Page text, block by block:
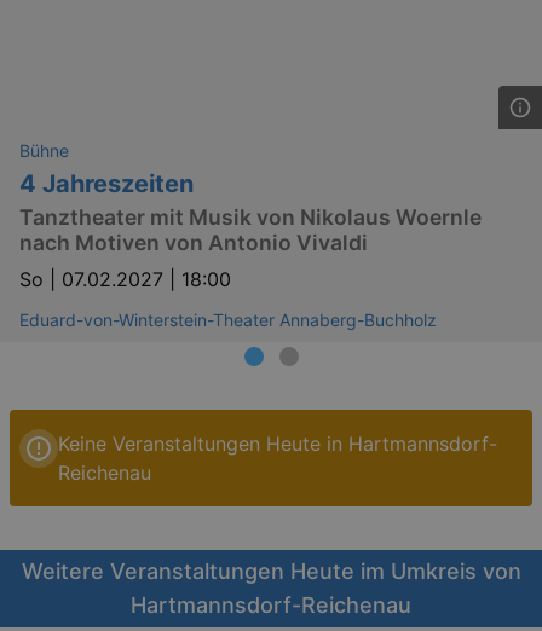
Bühne
4 Jahreszeiten
Tanztheater mit Musik von Nikolaus Woernle
nach Motiven von Antonio Vivaldi
So | 07.02.2027 | 18:00
Eduard-von-Winterstein-Theater Annaberg-Buchholz
Keine Veranstaltungen Heute in Hartmannsdorf-
Reichenau
Weitere Veranstaltungen Heute im Umkreis von
Hartmannsdorf-Reichenau